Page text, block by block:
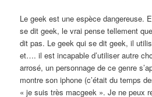
Le geek est une espèce dangereuse.
se dit geek, le vrai pense tellement
dit pas. Le geek qui se dit geek, il
et…. il est incapable d’utiliser autre
arrosé, un personnage de ce genre
montre son iphone (c’était du temps
« je suis très macgeek ». Je ne peux